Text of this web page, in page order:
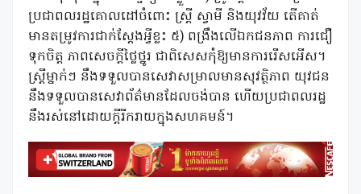
ប្រជាពលរដ្ឋគោលដៅចំពោះ ស្រ្តី ស្វាមី និងយុវវ័យ តើគាត់
មានតម្រូវការជាក់ស្តែងអ្វីខ្លះ ៥) ពង្រឹងលើឯកជនភាព ការជឿ
ទុកចិត្ត ភាពសេចក្តីថ្លៃថ្នូរ ជាពិសេសកុំឱ្យមានការរើសអើស។
ស្រ្តីម្នាក់ៗ នឹងទទួលបានសេវាសម្រាលមានសុវត្ថិភាព យុវជន
នឹងទទួលបានសេវាព័ត៌មានដែលចង់បាន ហើយប្រជាពលរដ្ឋ
នឹងរស់នៅដោយក្តីរីករាយក្នុងសហគមន៍។